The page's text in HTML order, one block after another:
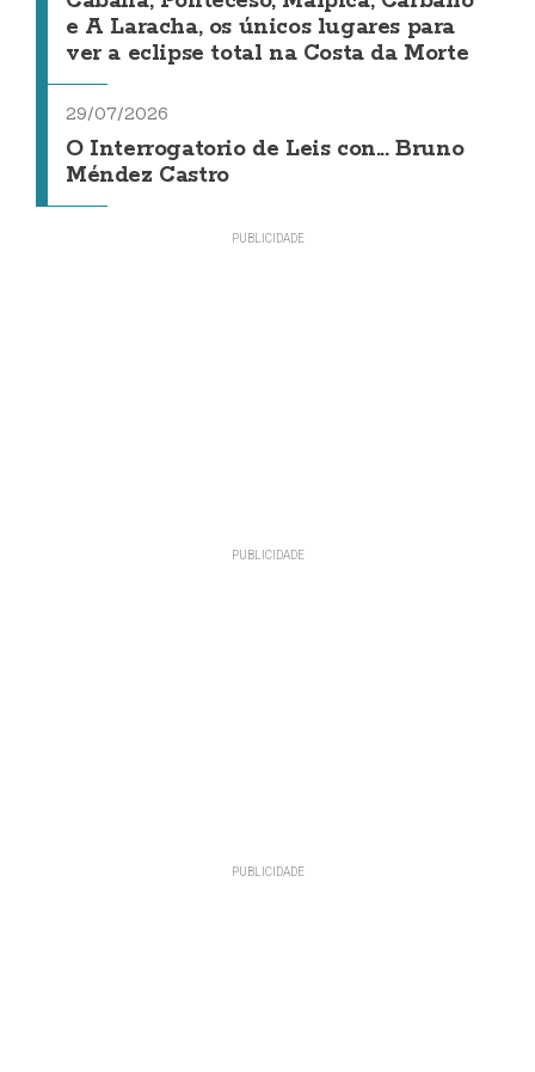
e A Laracha, os únicos lugares para
ver a eclipse total na Costa da Morte
29/07/2026
O Interrogatorio de Leis con... Bruno
Méndez Castro